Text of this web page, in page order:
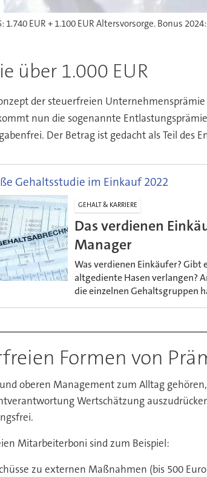
über 1.000 EUR
der steuerfreien
nun die sogenannte
Der Betrag ist gedacht als Teil
Gehaltsstudie im Einkauf 2022
GEHALT & KARRIERE
Das verdienen
Manager
Was verdienen Einkäufer? Gibt
altgediente Hasen verlangen?
die einzelnen Gehaltsgruppen
Formen von
oberen Management zum Alltag
Wertschätzung
Mitarbeiterboni sind zum Beispiel:
zu externen Maßnahmen (bis 500